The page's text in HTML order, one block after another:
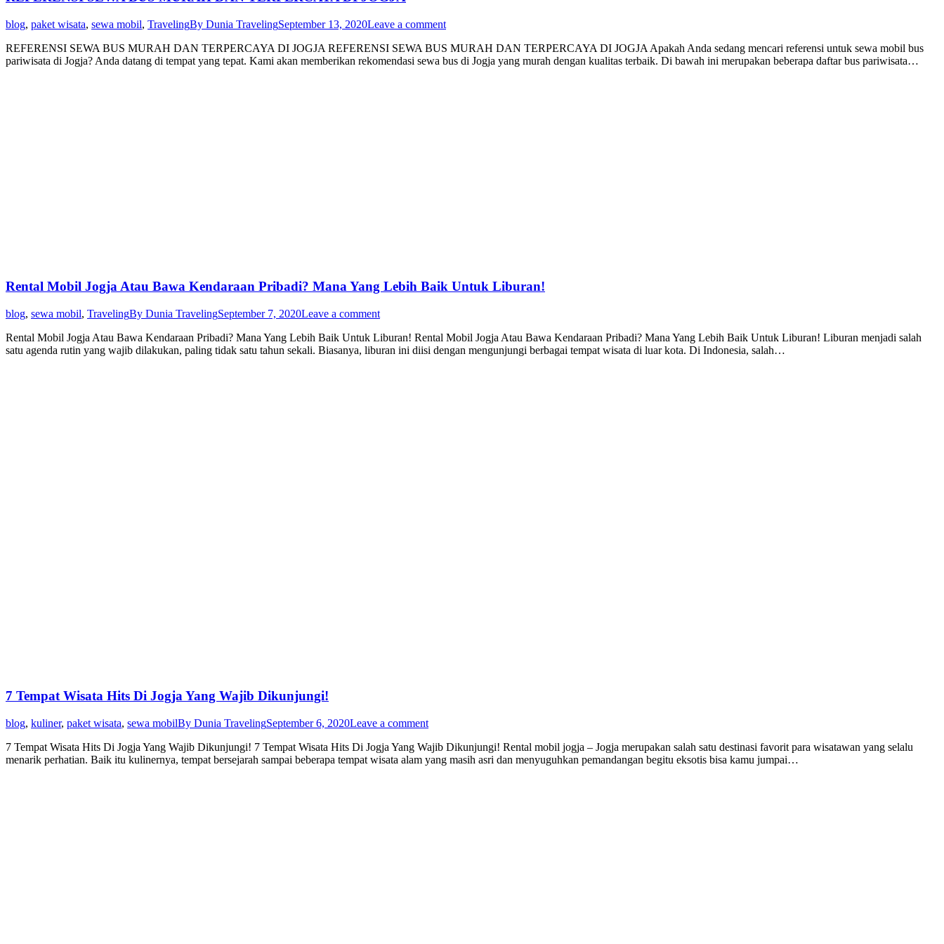
blog, paket wisata, sewa mobil, TravelingBy Dunia TravelingSeptember 13, 2020Leave a comment
REFERENSI SEWA BUS MURAH DAN TERPERCAYA DI JOGJA REFERENSI SEWA BUS MURAH DAN TERPERCAYA DI JOGJA Apakah Anda sedang mencari referensi untuk sewa mobil bus
pariwisata di Jogja? Anda datang di tempat yang tepat. Kami akan memberikan rekomendasi sewa bus di Jogja yang murah dengan kualitas terbaik. Di bawah ini merupakan beberapa daftar bus pariwisata…
Rental Mobil Jogja Atau Bawa Kendaraan Pribadi? Mana Yang Lebih Baik Untuk Liburan!
blog, sewa mobil, TravelingBy Dunia TravelingSeptember 7, 2020Leave a comment
Rental Mobil Jogja Atau Bawa Kendaraan Pribadi? Mana Yang Lebih Baik Untuk Liburan! Rental Mobil Jogja Atau Bawa Kendaraan Pribadi? Mana Yang Lebih Baik Untuk Liburan! Liburan menjadi salah
satu agenda rutin yang wajib dilakukan, paling tidak satu tahun sekali. Biasanya, liburan ini diisi dengan mengunjungi berbagai tempat wisata di luar kota. Di Indonesia, salah…
7 Tempat Wisata Hits Di Jogja Yang Wajib Dikunjungi!
blog, kuliner, paket wisata, sewa mobilBy Dunia TravelingSeptember 6, 2020Leave a comment
7 Tempat Wisata Hits Di Jogja Yang Wajib Dikunjungi! 7 Tempat Wisata Hits Di Jogja Yang Wajib Dikunjungi! Rental mobil jogja – Jogja merupakan salah satu destinasi favorit para wisatawan yang selalu
menarik perhatian. Baik itu kulinernya, tempat bersejarah sampai beberapa tempat wisata alam yang masih asri dan menyuguhkan pemandangan begitu eksotis bisa kamu jumpai…